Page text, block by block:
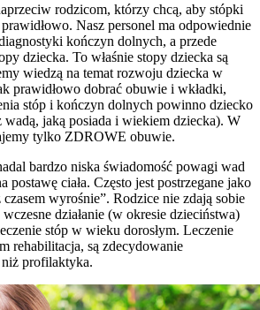
rodzicom, którzy chcą, aby stópki
Nasz personel ma odpowiednie
kończyn dolnych, a przede
dziecka. To właśnie stopy dziecka są
wiedzą na temat rozwoju dziecka w
prawidłowo dobrać obuwie i wkładki,
stóp i kończyn dolnych powinno dziecko
jaką posiada i wiekiem dziecka). W
tylko ZDROWE obuwie.
bardzo niska świadomość powagi wad
postawę ciała. Często jest postrzegane jako
czasem wyrośnie”. Rodzice nie zdają sobie
działanie (w okresie dzieciństwa)
stóp w wieku dorosłym. Leczenie
rehabilitacja, są zdecydowanie
niż profilaktyka.